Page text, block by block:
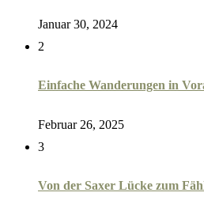
Januar 30, 2024
2
Einfache Wanderungen in
Februar 26, 2025
3
Von der Saxer Lücke zum